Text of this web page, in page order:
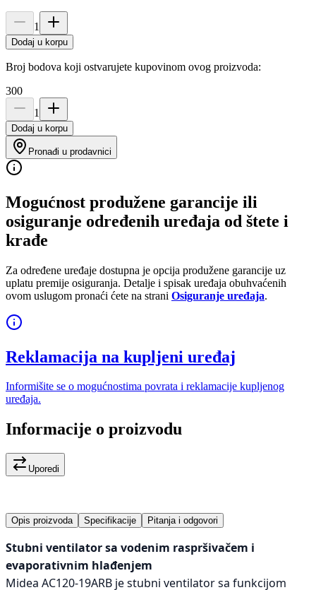
1
Dodaj u korpu
Broj bodova koji ostvarujete kupovinom ovog proizvoda:
300
1
Dodaj u korpu
Pronađi u prodavnici
Mogućnost produžene garancije ili
osiguranje određenih uređaja od štete i
krađe
Za određene uređaje dostupna je opcija produžene garancije uz
uplatu premije osiguranja. Detalje i spisak uređaja obuhvaćenih
ovom uslugom pronaći ćete na strani Osiguranje uređaja.
Reklamacija na kupljeni uređaj
Informišite se o mogućnostima povrata i reklamacije kupljenog
uređaja.
Informacije o proizvodu
Uporedi
Opis proizvoda Specifikacije Pitanja i odgovori
Stubni ventilator sa vodenim raspršivačem i
evaporativnim hlađenjem
Midea AC120-19ARB je stubni ventilator sa funkcijom